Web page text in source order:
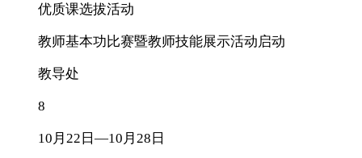
优质课选拔活动
教师基本功比赛暨教师技能展示活动启动
教导处
8
10月22日—10月28日